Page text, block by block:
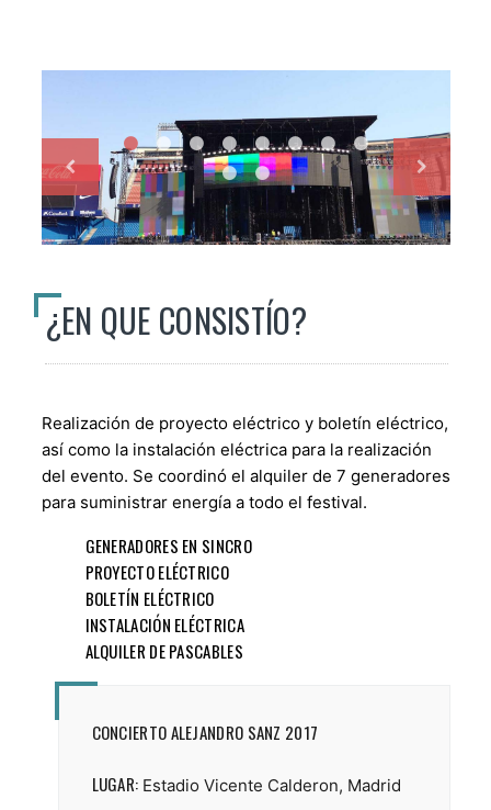
¿EN QUE CONSISTÍO?
Realización de proyecto eléctrico y boletín eléctrico,
así como la instalación eléctrica para la realización
del evento. Se coordinó el alquiler de 7 generadores
para suministrar energía a todo el festival.
GENERADORES EN SINCRO
PROYECTO ELÉCTRICO
BOLETÍN ELÉCTRICO
INSTALACIÓN ELÉCTRICA
ALQUILER DE PASCABLES
CONCIERTO ALEJANDRO SANZ 2017
LUGAR: Estadio Vicente Calderon, Madrid